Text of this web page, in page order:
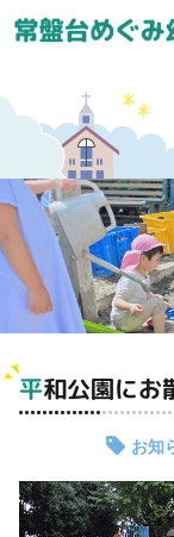
平和公園に
お知